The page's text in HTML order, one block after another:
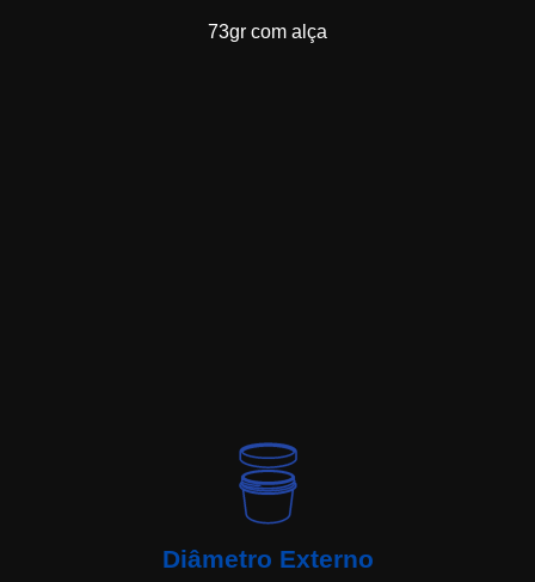
73gr com alça
Diâmetro Externo